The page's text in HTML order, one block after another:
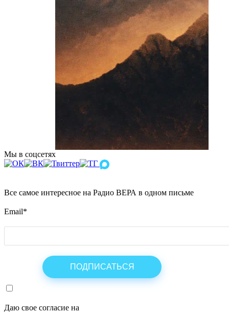
Мы в соцсетях
Все самое интересное на Радио ВЕРА в одном письме
Email*
Даю свое согласие на